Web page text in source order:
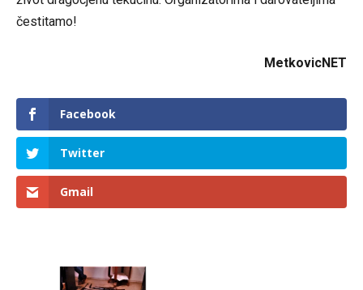
čestitamo!
MetkovicNET
Facebook
Twitter
Gmail